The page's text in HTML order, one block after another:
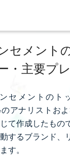
セメント
・主要プ
セメントのト
のアナリストお
て作成したもの
するブランド、
す。